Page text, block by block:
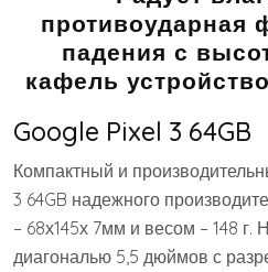
противоударная
падения с
кафель
Google Pixel 3 64GB
Компактный и
3 64GB надежного
– 68х145х 7мм и весом – 148 г.
диагональю 5,5 дюймов с